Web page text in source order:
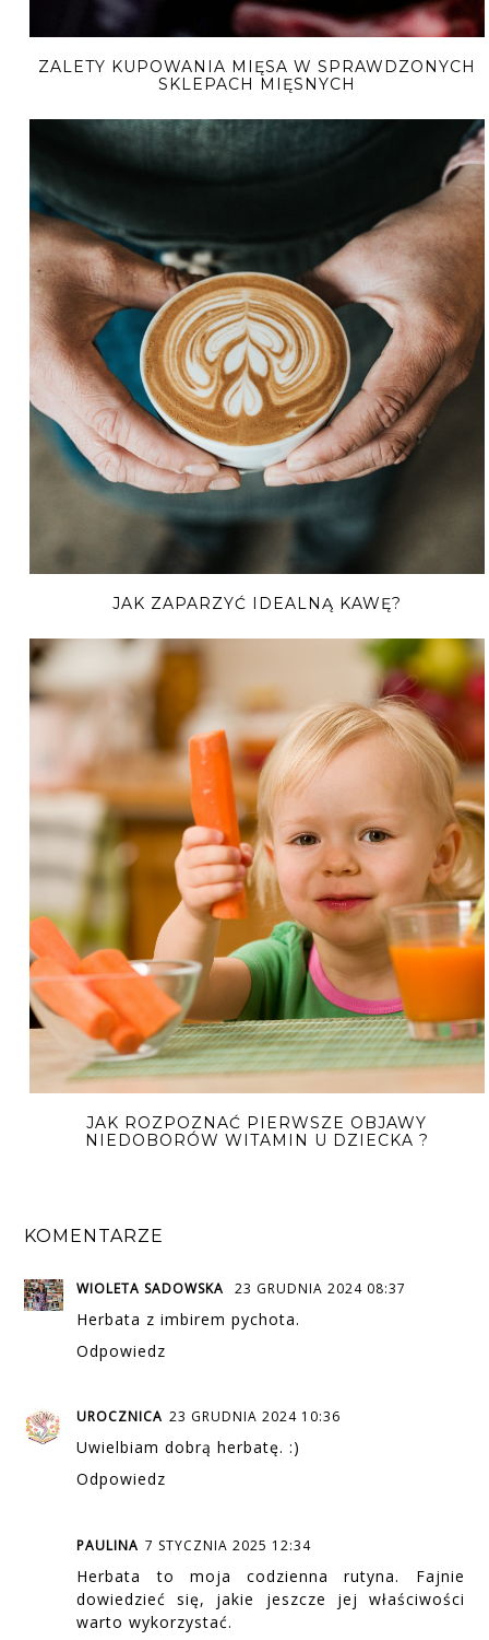
ZALETY KUPOWANIA MIĘSA W SPRAWDZONYCH
SKLEPACH MIĘSNYCH
JAK ZAPARZYĆ IDEALNĄ KAWĘ?
JAK ROZPOZNAĆ PIERWSZE OBJAWY
NIEDOBORÓW WITAMIN U DZIECKA ?
KOMENTARZE
WIOLETA SADOWSKA 23 GRUDNIA 2024 08:37
Herbata z imbirem pychota.
Odpowiedz
UROCZNICA 23 GRUDNIA 2024 10:36
Uwielbiam dobrą herbatę. :)
Odpowiedz
PAULINA 7 STYCZNIA 2025 12:34
Herbata to moja codzienna rutyna. Fajnie
dowiedzieć się, jakie jeszcze jej właściwości
warto wykorzystać.